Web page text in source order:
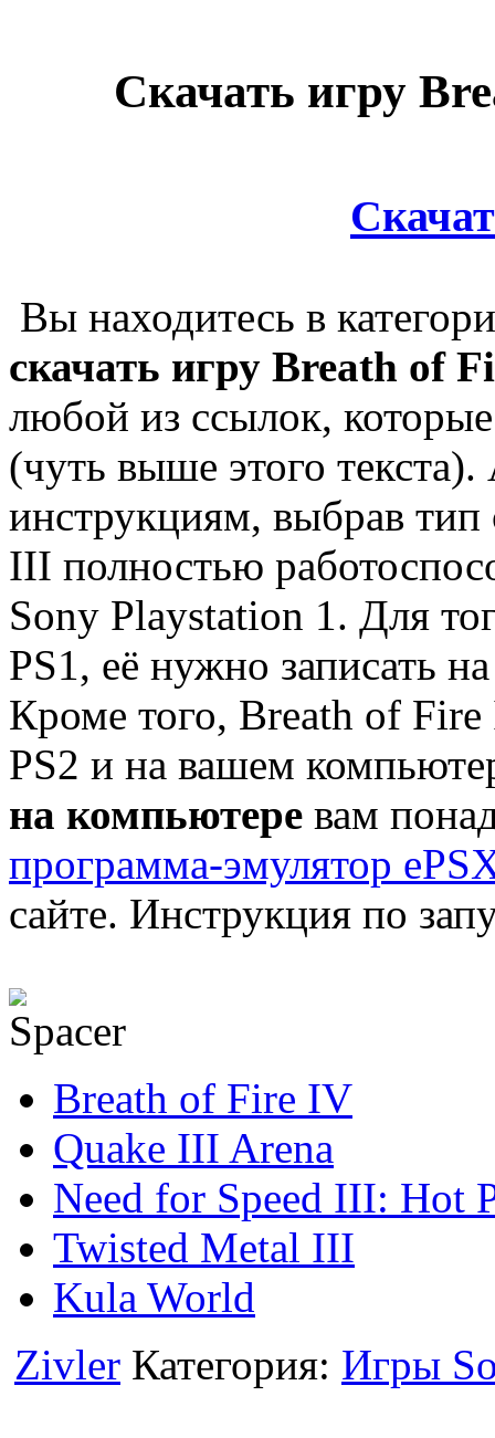
Скачать игру
Вы находитесь в
скачать игру Breath of
любой из ссылок,
(чуть выше этого
инструкциям, выбрав
III полностью
Sony Playstation 1. Для
PS1, её нужно записать
Кроме того, Breath of
PS2 и на вашем
на компьютере вам
программа-эмулятор
сайте. Инструкция по
Breath of Fire IV
Quake III Arena
Need for Speed III: Hot
Twisted Metal III
Kula World
Zivler Категория: Игры